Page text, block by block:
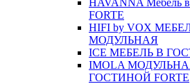
FORTE
HIFI by VOX
МОДУЛЬНАЯ
ICE МЕБЕЛЬ В
IMOLA
ГОСТИНОЙ FORTE